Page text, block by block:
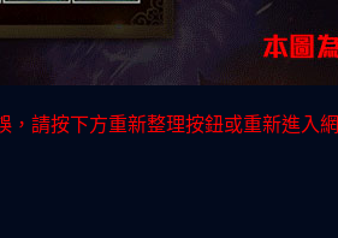
請按下方重新整理按鈕或重新進入